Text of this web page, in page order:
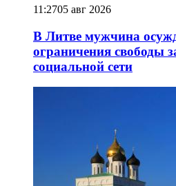
11:2705 авг 2026
В Литве мужчина
ограничения свободы
социальной сети